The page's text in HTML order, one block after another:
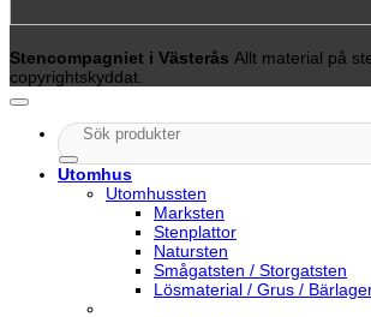
Stencompagniet i Västerås Allt material på
copyrightskyddat.
Sök
efter:
Utomhus
Utomhussten
Marksten
Stenplattor
Natursten
Smågatsten / Storgatsten
Lösmaterial / Grus /